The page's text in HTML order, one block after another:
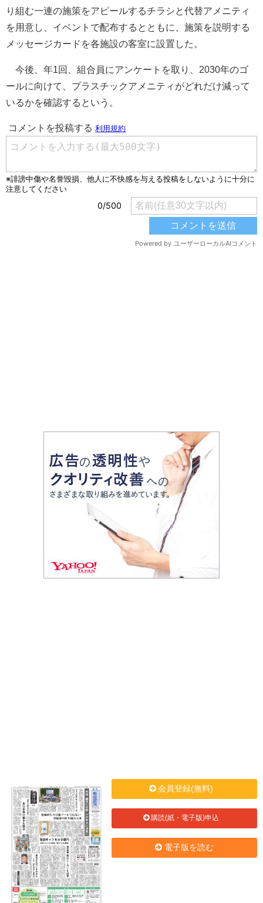
り組む一連の施策をアピールするチラシと代替アメニティ
を用意し、イベントで配布するとともに、施策を説明する
メッセージカードを各施設の客室に設置した。
今後、年1回、組合員にアンケートを取り、2030年のゴ
ールに向けて、プラスチックアメニティがどれだけ減って
いるかを確認するという。
会員登録(無料)
購読(紙・電子版)申込
電子版を読む